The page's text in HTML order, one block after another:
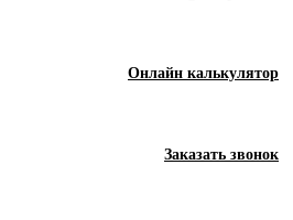
Онлайн калькулятор
Заказать звонок